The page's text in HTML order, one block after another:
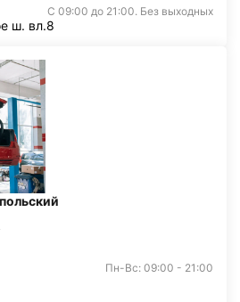
С 09:00 до 21:00. Без выходных
ш. вл.8
Пн-Вс: 09:00 - 21:00